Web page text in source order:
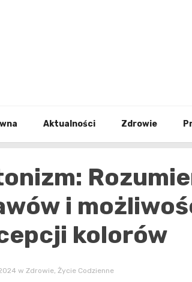
Aktualności Zdrowie
i
kolorów
w Zdrowie, Życie Codzienne